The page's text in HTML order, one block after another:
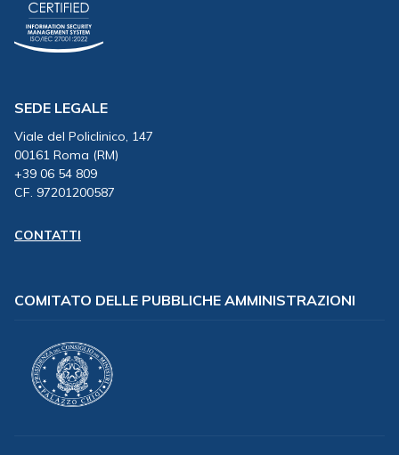
SEDE LEGALE
Viale del Policlinico, 147
00161 Roma (RM)
+39 06 54 809
CF. 97201200587
CONTATTI
COMITATO DELLE PUBBLICHE AMMINISTRAZIONI